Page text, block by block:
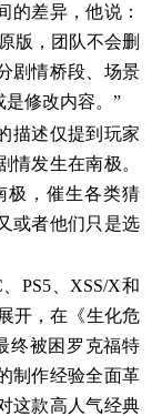
的差异，他说：
版，团队不会删
剧情桥段、场景
修改内容。”
描述仅提到玩家
情发生在南极。
极，催生各类猜
或者他们只是选
PS5、XSS/X和
开，在《生化危
终被困罗克福特
制作经验全面革
这款高人气经典